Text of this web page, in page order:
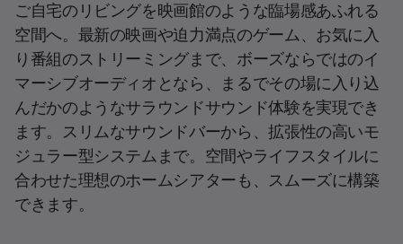
ご自宅のリビングを映画館のような臨場感あふれる
空間へ。最新の映画や迫力満点のゲーム、お気に入
り番組のストリーミングまで、ボーズならではのイ
マーシブオーディオとなら、まるでその場に入り込
んだかのようなサラウンドサウンド体験を実現でき
ます。スリムなサウンドバーから、拡張性の高いモ
ジュラー型システムまで。空間やライフスタイルに
合わせた理想のホームシアターも、スムーズに構築
できます。